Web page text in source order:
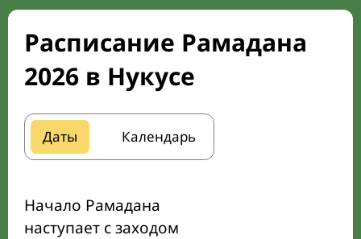
Расписание Рамадана
2026 в Нукусе
Даты Календарь
Начало Рамадана
наступает с заходом